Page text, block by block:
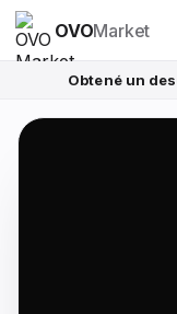
OVOMarket
Obtené un